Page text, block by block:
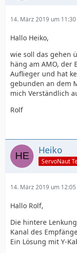
14. März 2019 um 11:30
Hallo Heiko,
wie soll das gehen
häng am AMO, der
Auflieger und hat
gebunden an dem
mich Verständlich
Rolf
Heiko
ServoNaut
14. März 2019 um 12:05
Hallo Rolf,
Die hintere
Kanal des
Ein Lösung mit Y-